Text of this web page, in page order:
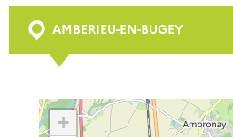
AMBERIEU-EN-BUGEY
+